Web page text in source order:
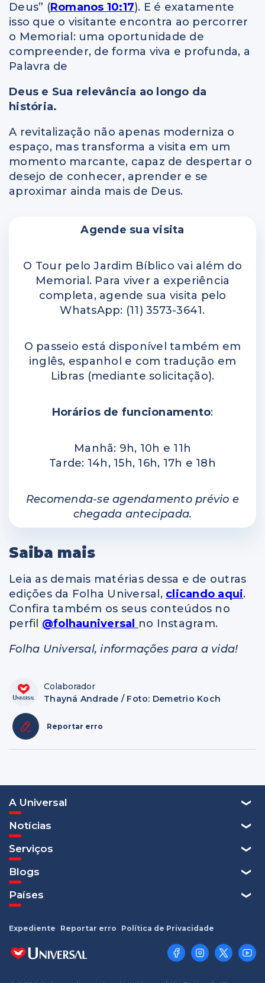
Deus” (Romanos 10:17). E é exatamente
isso que o visitante encontra ao percorrer
o Memorial: uma oportunidade de
compreender, de forma viva e profunda, a
Palavra de
Deus e Sua relevância ao longo da
história.
A revitalização não apenas moderniza o
espaço, mas transforma a visita em um
momento marcante, capaz de despertar o
desejo de conhecer, aprender e se
aproximar ainda mais de Deus.
Agende sua visita
O Tour pelo Jardim Bíblico vai além do
Memorial. Para viver a experiência
completa, agende sua visita pelo
WhatsApp: (11) 3573-3641.
O passeio está disponível também em
inglês, espanhol e com tradução em
Libras (mediante solicitação).
Horários de funcionamento:
Manhã: 9h, 10h e 11h
Tarde: 14h, 15h, 16h, 17h e 18h
Recomenda-se agendamento prévio e
chegada antecipada.
Saiba mais
Leia as demais matérias dessa e de outras
edições da Folha Universal, clicando aqui.
Confira também os seus conteúdos no
perfil @folhauniversal
no Instagram.
Folha Universal, informações para a vida!
Colaborador
Thayná Andrade / Foto: Demetrio Koch
Reportar erro
A Universal
Notícias
Serviços
Blogs
Países
Expediente Reportar erro Política de Privacidade